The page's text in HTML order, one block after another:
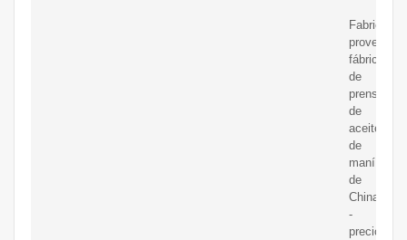
fábrica
de
prensa
de
aceite
de
maní
de
China
-
precio